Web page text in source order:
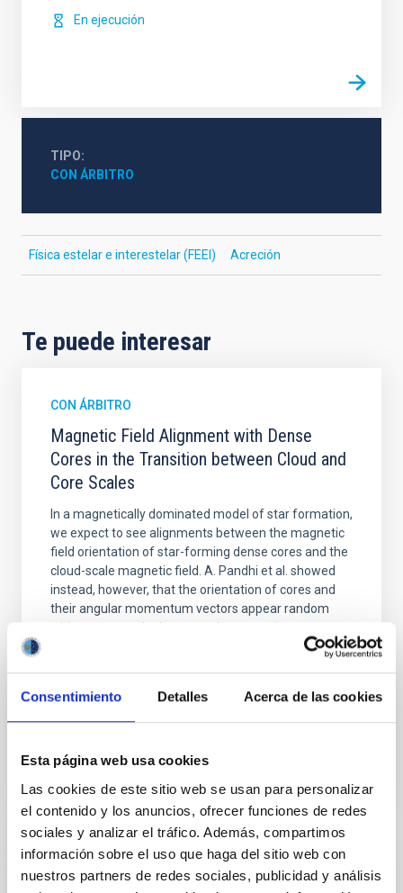
Consentimiento Detalles Acerca de las cookies
Esta página web usa cookies
Las cookies de este sitio web se usan para personalizar
el contenido y los anuncios, ofrecer funciones de redes
sociales y analizar el tráfico. Además, compartimos
información sobre el uso que haga del sitio web con
nuestros partners de redes sociales, publicidad y análisis
En ejecución
TIPO
CON ÁRBITRO
Física estelar e interestelar (FEEI) Acreción
Te puede interesar
CON ÁRBITRO
Magnetic Field Alignment with Dense
Cores in the Transition between Cloud and
Core Scales
In a magnetically dominated model of star formation,
we expect to see alignments between the magnetic
field orientation of star-forming dense cores and the
cloud-scale magnetic field. A. Pandhi et al. showed
instead, however, that the orientation of cores and
their angular momentum vectors appear random
with respect to the larger-scale magnetic
Fecha de publicación:
NÚMERO DE CITAS 0